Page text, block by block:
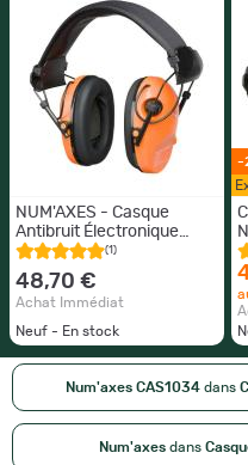
NUM'AXES - Casque
Antibruit Électronique
CAS1034 b- Tir, Chasse,
Jardinage - Orange
(1)
48,70 €
Achat Immédiat
Neuf - En stock
-
Num'axes CAS1034dans
Num'axes dans